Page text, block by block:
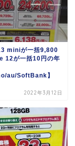
miniが一括9,800
12が一括10円の年
au/SoftBank】
2022年3月12日